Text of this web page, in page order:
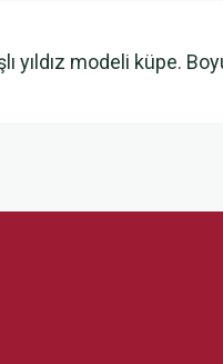
yıldız modeli küpe.